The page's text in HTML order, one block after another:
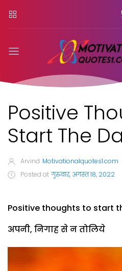
Positive
Start The
Arvind Motivationalquotes1.com
Posted at गुरुवार, अगस्त 18, 2022
Positive thoughts to start
अपनी, निगाह से न तोलिये